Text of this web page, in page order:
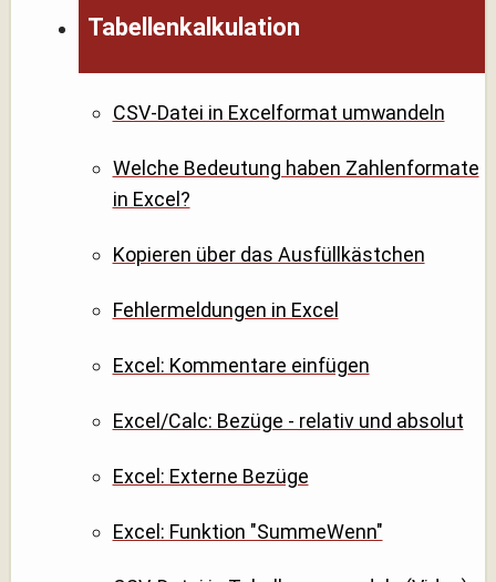
Tabellenkalkulation
CSV-Datei in Excelformat umwandeln
Welche Bedeutung haben Zahlenformate
in Excel?
Kopieren über das Ausfüllkästchen
Fehlermeldungen in Excel
Excel: Kommentare einfügen
Excel/Calc: Bezüge - relativ und absolut
Excel: Externe Bezüge
Excel: Funktion "SummeWenn"